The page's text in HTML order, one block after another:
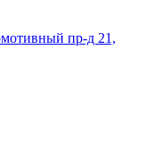
пр-д 21,